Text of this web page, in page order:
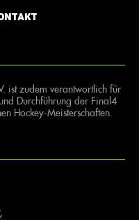
ist zudem verantwortlich für
Durchführung der Final4
Hockey-Meisterschaften.